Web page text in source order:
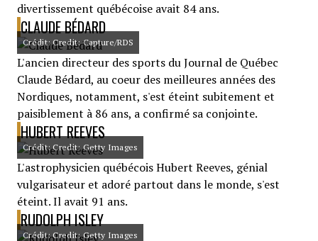
divertissement québécoise avait 84 ans.
CLAUDE BÉDARD
Crédit: Credit: Capture/RDS
L'ancien directeur des sports du Journal de Québec
Claude Bédard, au coeur des meilleures années des
Nordiques, notamment, s'est éteint subitement et
paisiblement à 86 ans, a confirmé sa conjointe.
HUBERT REEVES
Crédit: Credit: Getty Images
L'astrophysicien québécois Hubert Reeves, génial
vulgarisateur et adoré partout dans le monde, s'est
éteint. Il avait 91 ans.
RUDOLPH ISLEY
Crédit: Credit: Getty Images